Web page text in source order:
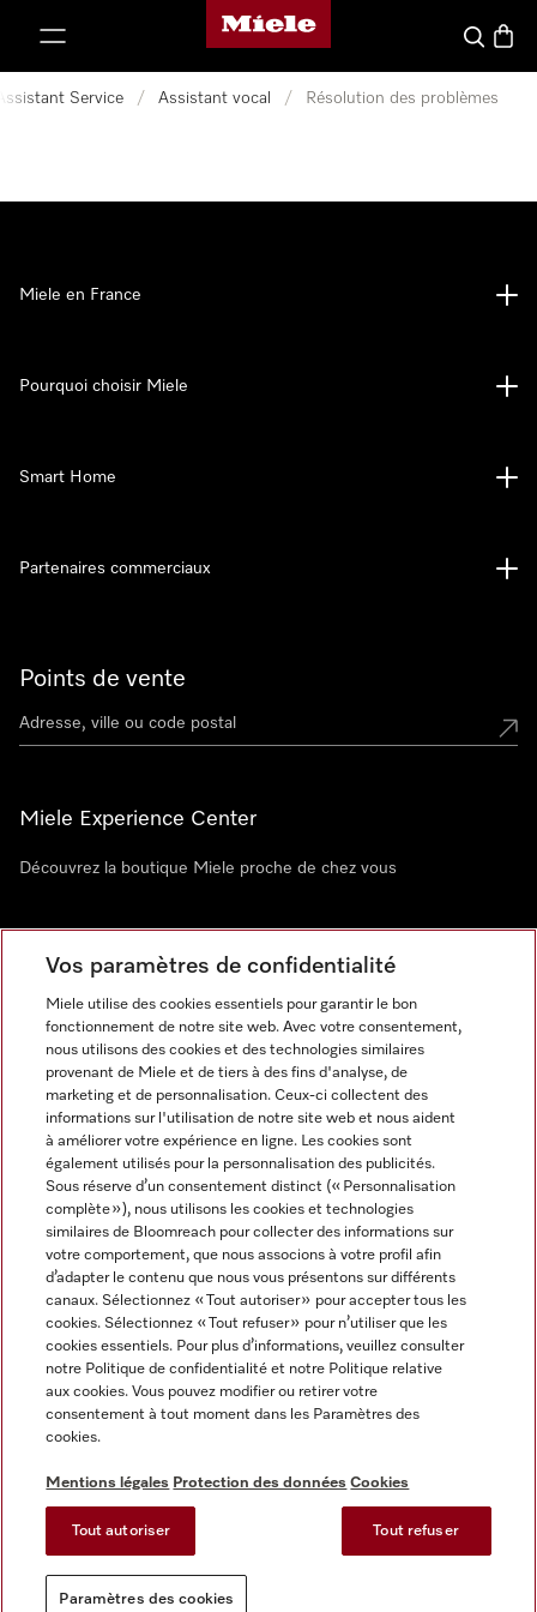
Page d'accueil Miele
Search
Service / Assistant vocal / Résolution des problèmes
Points de vente
Miele Experience Center
Découvrez la boutique Miele proche de chez vous
Newsletter
Miele en France
Pourquoi choisir Miele
Smart Home
Partenaires commerciaux
Mentions légales
CGV
Protection des données
Conditions d'utilisation
Reglement sur les services numeriques
Paramètres des cookies
Miele sur Instagram
Miele sur Facebook
Miele sur Youtube
Vos paramètres de confidentialité
Miele utilise des cookies essentiels pour garantir le bon
fonctionnement de notre site web. Avec votre consentement,
nous utilisons des cookies et des technologies similaires
provenant de Miele et de tiers à des fins d'analyse, de
marketing et de personnalisation. Ceux-ci collectent des
informations sur l'utilisation de notre site web et nous aident
à améliorer votre expérience en ligne. Les cookies sont
également utilisés pour la personnalisation des publicités.
Sous réserve d’un consentement distinct (« Personnalisation
complète »), nous utilisons les cookies et technologies
similaires de Bloomreach pour collecter des informations sur
votre comportement, que nous associons à votre profil afin
d’adapter le contenu que nous vous présentons sur différents
canaux. Sélectionnez « Tout autoriser » pour accepter tous les
cookies. Sélectionnez « Tout refuser » pour n’utiliser que les
cookies essentiels. Pour plus d’informations, veuillez consulter
notre Politique de confidentialité et notre Politique relative
aux cookies. Vous pouvez modifier ou retirer votre
consentement à tout moment dans les Paramètres des
cookies.
Mentions légales Protection des données Cookies
Tout autoriser Tout refuser
Paramètres des cookies